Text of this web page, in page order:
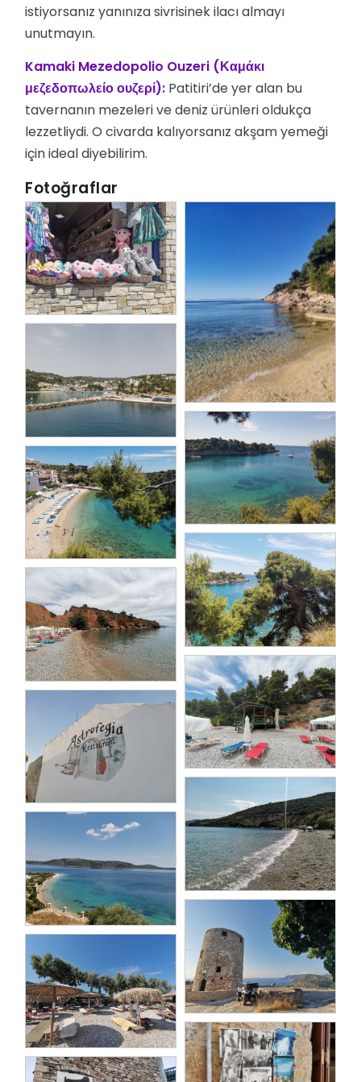
istiyorsanız yanınıza sivrisinek ilacı almayı
unutmayın.
Kamaki Mezedopolio Ouzeri (Καμάκι
μεζεδοπωλείο ουζερί): Patitiri’de yer alan bu
tavernanın mezeleri ve deniz ürünleri oldukça
lezzetliydi. O civarda kalıyorsanız akşam yemeği
için ideal diyebilirim.
Fotoğraflar